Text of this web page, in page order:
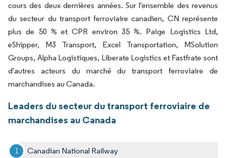
cours des deux dernières années. Sur l'ensemble des revenus
du secteur du transport ferroviaire canadien, CN représente
plus de 50 % et CPR environ 35 %. Paige Logistics Ltd,
eShipper, M3 Transport, Excel Transportation, MSolution
Groups, Alpha Logistiques, Liberate Logistics et Fastfrate sont
d'autres acteurs du marché du transport ferroviaire de
marchandises au Canada.
Leaders du secteur du transport ferroviaire de
marchandises au Canada
Canadian National Railway